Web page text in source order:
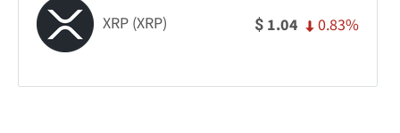
XRP (XRP) $ 1.04 0.83%